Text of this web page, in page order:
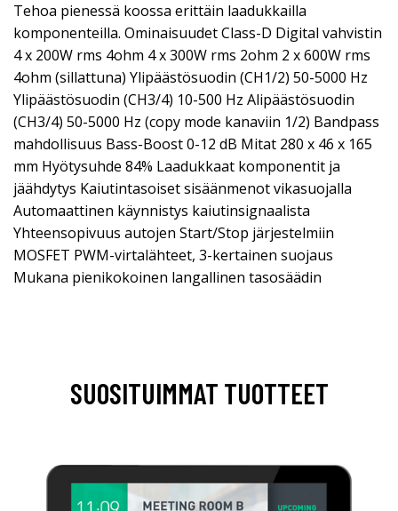
Tehoa pienessä koossa erittäin laadukkailla
komponenteilla. Ominaisuudet Class-D Digital vahvistin
4 x 200W rms 4ohm 4 x 300W rms 2ohm 2 x 600W rms
4ohm (sillattuna) Ylipäästösuodin (CH1/2) 50-5000 Hz
Ylipäästösuodin (CH3/4) 10-500 Hz Alipäästösuodin
(CH3/4) 50-5000 Hz (copy mode kanaviin 1/2) Bandpass
mahdollisuus Bass-Boost 0-12 dB Mitat 280 x 46 x 165
mm Hyötysuhde 84% Laadukkaat komponentit ja
jäähdytys Kaiutintasoiset sisäänmenot vikasuojalla
Automaattinen käynnistys kaiutinsignaalista
Yhteensopivuus autojen Start/Stop järjestelmiin
MOSFET PWM-virtalähteet, 3-kertainen suojaus
Mukana pienikokoinen langallinen tasosäädin
SUOSITUIMMAT TUOTTEET